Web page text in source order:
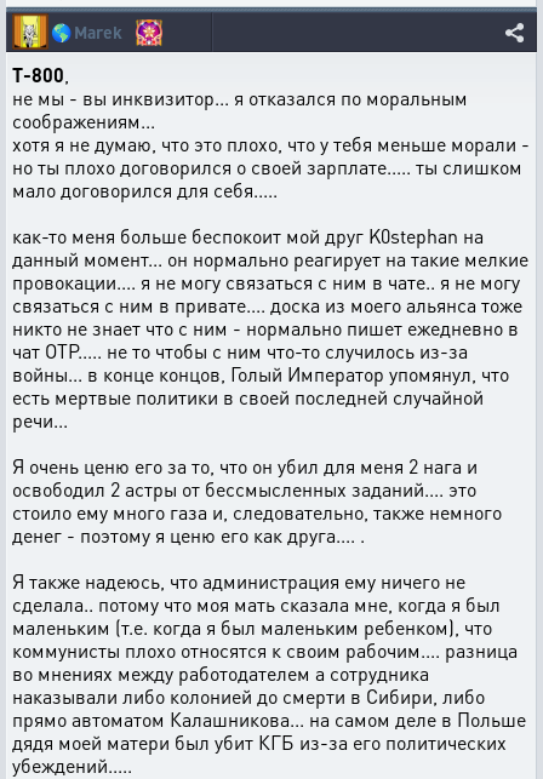
🌎Marek
T-800
не мы - вы инквизитор... я отказался по моральным
соображениям...
хотя я не думаю, что это плохо, что у тебя меньше морали -
но ты плохо договорился о своей зарплате..... ты слишком
мало договорился для себя.....
как-то меня больше беспокоит мой друг K0stephan на
данный момент... он нормально реагирует на такие мелкие
провокации.... я не могу связаться с ним в чате.. я не могу
связаться с ним в привате.... доска из моего альянса тоже
никто не знает что с ним - нормально пишет ежедневно в
чат ОТР..... не то чтобы с ним что-то случилось из-за
войны... в конце концов, Голый Император упомянул, что
есть мертвые политики в своей последней случайной
речи...
Я очень ценю его за то, что он убил для меня 2 нага и
освободил 2 астры от бессмысленных заданий.... это
стоило ему много газа и, следовательно, также немного
денег - поэтому я ценю его как друга.... .
Я также надеюсь, что администрация ему ничего не
сделала.. потому что моя мать сказала мне, когда я был
маленьким (т.е. когда я был маленьким ребенком), что
коммунисты плохо относятся к своим рабочим.... разница
во мнениях между работодателем а сотрудника
наказывали либо колонией до смерти в Сибири, либо
прямо автоматом Калашникова... на самом деле в Польше
дядя моей матери был убит КГБ из-за его политических
убеждений.....